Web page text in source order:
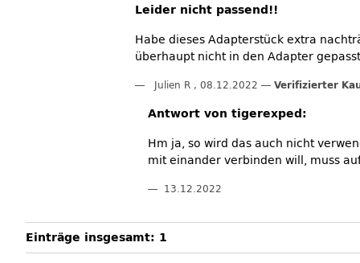
Leider nicht passend!!
Habe dieses Adapterstück extra
überhaupt nicht in den Adapter
Julien R , 08.12.2022 Verifizierter
Antwort von tigerexped:
Hm ja, so wird das auch nicht
mit einander verbinden will, muss
13.12.2022
Einträge insgesamt: 1